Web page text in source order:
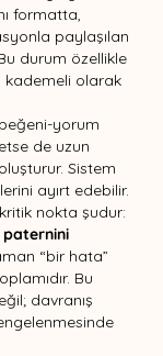
formatta,
paylaşılan
durum özellikle
kademeli olarak
yorum
de uzun
Sistem
ayırt edebilir.
nokta şudur:
paternini
“bir hata”
Bu
davranış